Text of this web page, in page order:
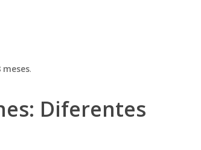
meses.
Diferentes